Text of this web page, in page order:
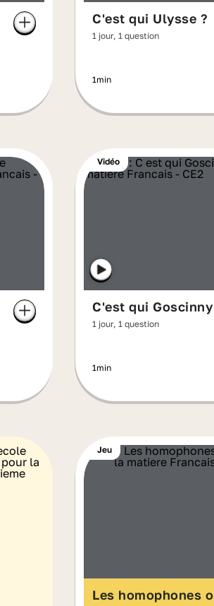
C'est qui Ulysse ?
1 jour, 1 question
1min
Vidéo
C'est qui
1 jour, 1 question
1min
Jeu
Les homophones